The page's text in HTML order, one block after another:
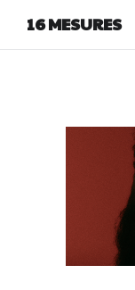
16 MESURES